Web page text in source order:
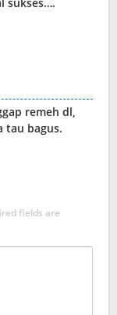
sukses….
remeh dl,
tau bagus.
fields are